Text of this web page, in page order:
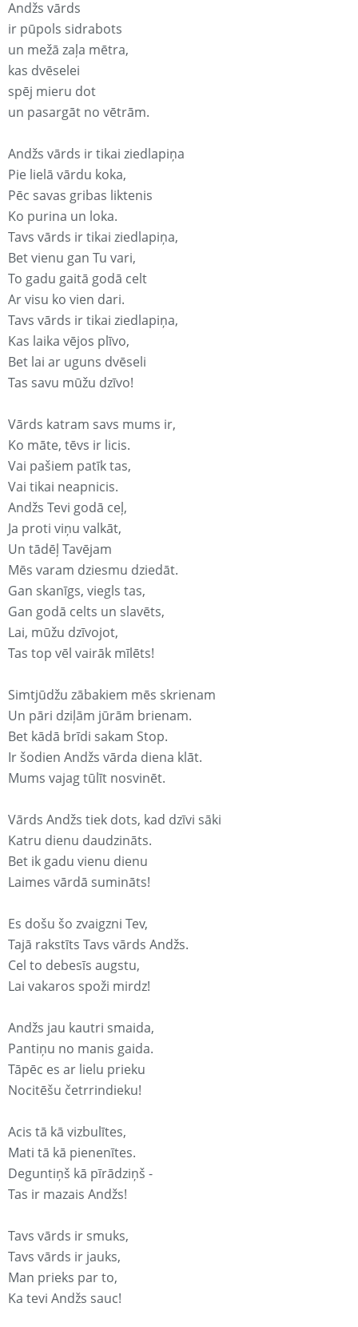
Andžs vārds
ir pūpols sidrabots
un mežā zaļa mētra,
kas dvēselei
spēj mieru dot
un pasargāt no vētrām.
Andžs vārds ir tikai ziedlapiņa
Pie lielā vārdu koka,
Pēc savas gribas liktenis
Ko purina un loka.
Tavs vārds ir tikai ziedlapiņa,
Bet vienu gan Tu vari,
To gadu gaitā godā celt
Ar visu ko vien dari.
Tavs vārds ir tikai ziedlapiņa,
Kas laika vējos plīvo,
Bet lai ar uguns dvēseli
Tas savu mūžu dzīvo!
Vārds katram savs mums ir,
Ko māte, tēvs ir licis.
Vai pašiem patīk tas,
Vai tikai neapnicis.
Andžs Tevi godā ceļ,
Ja proti viņu valkāt,
Un tādēļ Tavējam
Mēs varam dziesmu dziedāt.
Gan skanīgs, viegls tas,
Gan godā celts un slavēts,
Lai, mūžu dzīvojot,
Tas top vēl vairāk mīlēts!
Simtjūdžu zābakiem mēs skrienam
Un pāri dziļām jūrām brienam.
Bet kādā brīdi sakam Stop.
Ir šodien Andžs vārda diena klāt.
Mums vajag tūlīt nosvinēt.
Vārds Andžs tiek dots, kad dzīvi sāki
Katru dienu daudzināts.
Bet ik gadu vienu dienu
Laimes vārdā sumināts!
Es došu šo zvaigzni Tev,
Tajā rakstīts Tavs vārds Andžs.
Cel to debesīs augstu,
Lai vakaros spoži mirdz!
Andžs jau kautri smaida,
Pantiņu no manis gaida.
Tāpēc es ar lielu prieku
Nocitēšu četrrindieku!
Acis tā kā vizbulītes,
Mati tā kā pienenītes.
Deguntiņš kā pīrādziņš -
Tas ir mazais Andžs!
Tavs vārds ir smuks,
Tavs vārds ir jauks,
Man prieks par to,
Ka tevi Andžs sauc!